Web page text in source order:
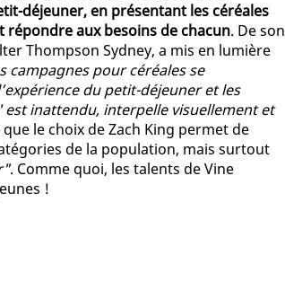
déjeuner, en présentant les céréales
répondre aux besoins de chacun. De son
Thompson Sydney, a mis en lumière
campagnes pour céréales se
du petit-déjeuner et les
inattendu, interpelle visuellement et
le choix de Zach King permet de
de la population, mais surtout
. Comme quoi, les talents de Vine
!